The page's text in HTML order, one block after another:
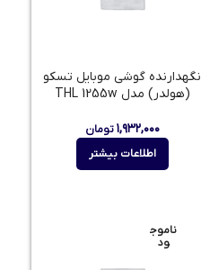
نگهدارنده گوشی موبایل تسکو
(هولدر) مدل THL 1255w
۱,۹۳۲,۰۰۰ تومان
اطلاعات بیشتر
ناموج
ود